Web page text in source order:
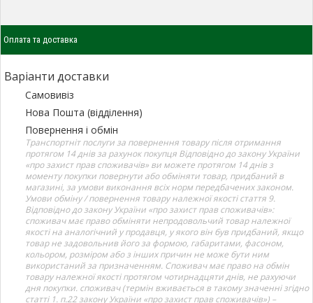
Оплата та доставка
Варіанти доставки
Самовивіз
Нова Пошта (відділення)
Повернення і обмін
Транспортніт послуги за повернення товару після отримання
протягом 14 днів за рахунок покупця Відповідно до закону України
«про захист прав споживачів» ви можете протягом 14 днів з
моменту покупки повернути або обміняти товар, придбаний в
магазині, за умови виконання всіх норм передбачених законом.
Умови обміну / повернення товару належної якості стаття 9.
Відповідно до закону України «про захист прав споживачів»:
споживач має право обміняти непродовольчий товар належної
якості на аналогічний у продавця, у якого він був придбаний, якщо
товар не задовольнив його за формою, габаритами, фасоном,
кольором, розміром або з інших причин не може бути ним
використаний за призначенням. Споживач має право на обмін
товару належної якості протягом чотирнадцяти днів, не рахуючи
дня покупки. споживач (термін вживається в такому значенні згідно
статті 1. п.22 закону України «про захист прав споживачів») –